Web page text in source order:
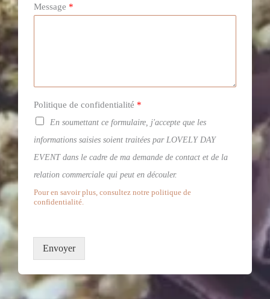
Message *
Politique de confidentialité *
En soumettant ce formulaire, j'accepte que les
informations saisies soient traitées par LOVELY DAY
EVENT dans le cadre de ma demande de contact et de la
relation commerciale qui peut en découler.
Pour en savoir plus, consultez notre politique de
confidentialité.
Envoyer